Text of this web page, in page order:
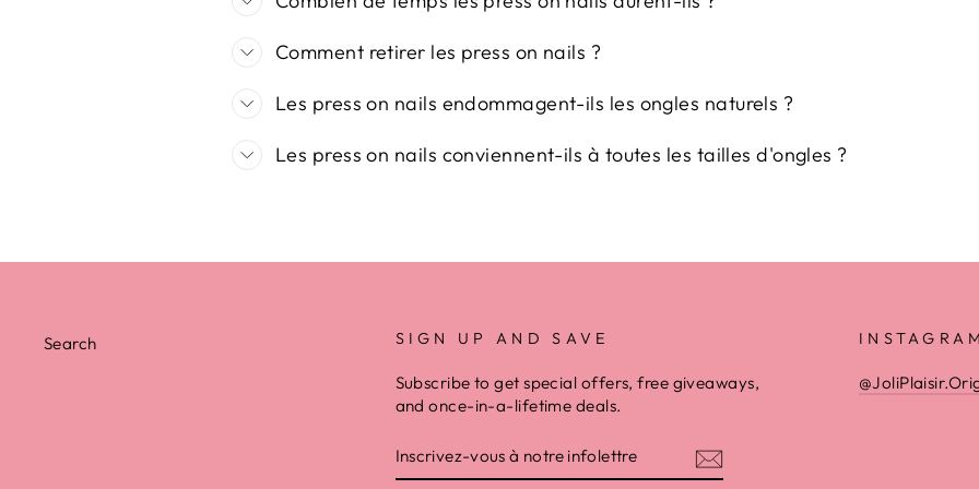
Comment retirer les press on nails ?
Les press on nails endommagent-ils les ongles naturels ?
Les press on nails conviennent-ils à toutes les tailles d'ongles ?
Search SIGN UP AND SAVE
Subscribe to get special offers, free giveaways,
and once-in-a-lifetime deals.
VOUS
À
INSTAGRAM